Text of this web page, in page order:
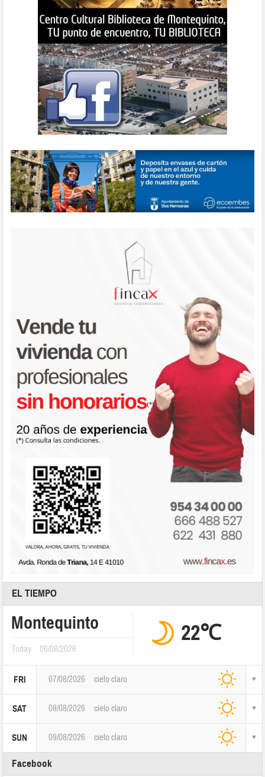
EL TIEMPO
Montequinto
Today 06/08/2026
22℃
FRI 07/08/2026 cielo claro
SAT 08/08/2026 cielo claro
SUN 09/08/2026 cielo claro
Facebook